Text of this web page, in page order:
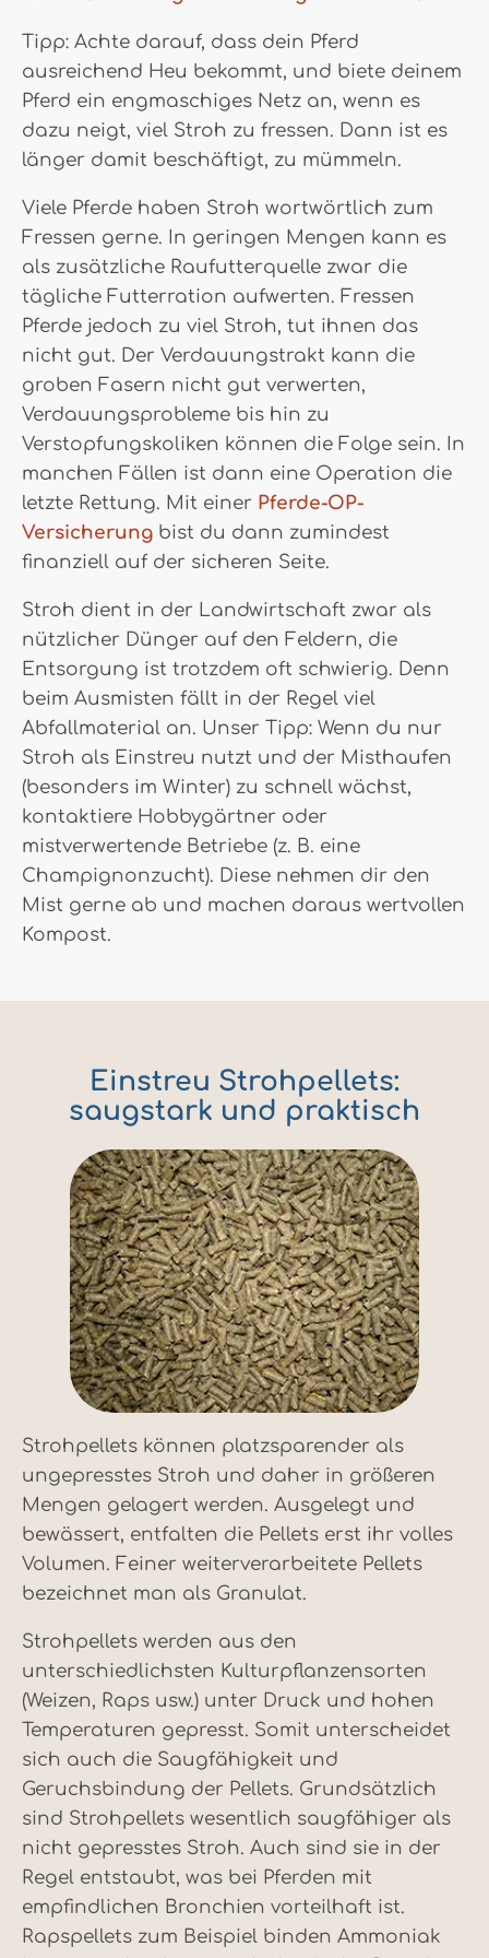
Tipp: Achte darauf, dass dein Pferd
ausreichend Heu bekommt, und biete deinem
Pferd ein engmaschiges Netz an, wenn es
dazu neigt, viel Stroh zu fressen. Dann ist es
länger damit beschäftigt, zu mümmeln.
Viele Pferde haben Stroh wortwörtlich zum
Fressen gerne. In geringen Mengen kann es
als zusätzliche Raufutterquelle zwar die
tägliche Futterration aufwerten. Fressen
Pferde jedoch zu viel Stroh, tut ihnen das
nicht gut. Der Verdauungstrakt kann die
groben Fasern nicht gut verwerten,
Verdauungsprobleme bis hin zu
Verstopfungskoliken können die Folge sein. In
manchen Fällen ist dann eine Operation die
letzte Rettung. Mit einer Pferde-OP-
Versicherung bist du dann zumindest
finanziell auf der sicheren Seite.
Stroh dient in der Landwirtschaft zwar als
nützlicher Dünger auf den Feldern, die
Entsorgung ist trotzdem oft schwierig. Denn
beim Ausmisten fällt in der Regel viel
Abfallmaterial an. Unser Tipp: Wenn du nur
Stroh als Einstreu nutzt und der Misthaufen
(besonders im Winter) zu schnell wächst,
kontaktiere Hobbygärtner oder
mistverwertende Betriebe (z. B. eine
Champignonzucht). Diese nehmen dir den
Mist gerne ab und machen daraus wertvollen
Kompost.
Einstreu Strohpellets:
saugstark und praktisch
Strohpellets können platzsparender als
ungepresstes Stroh und daher in größeren
Mengen gelagert werden. Ausgelegt und
bewässert, entfalten die Pellets erst ihr volles
Volumen. Feiner weiterverarbeitete Pellets
bezeichnet man als Granulat.
Strohpellets werden aus den
unterschiedlichsten Kulturpflanzensorten
(Weizen, Raps usw.) unter Druck und hohen
Temperaturen gepresst. Somit unterscheidet
sich auch die Saugfähigkeit und
Geruchsbindung der Pellets. Grundsätzlich
sind Strohpellets wesentlich saugfähiger als
nicht gepresstes Stroh. Auch sind sie in der
Regel entstaubt, was bei Pferden mit
empfindlichen Bronchien vorteilhaft ist.
Rapspellets zum Beispiel binden Ammoniak